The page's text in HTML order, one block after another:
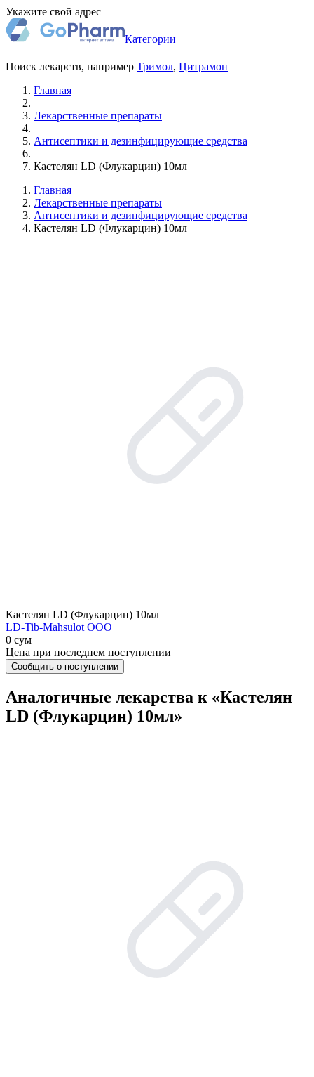
Укажите свой адрес
Категории
Поиск лекарств, например Тримол, Цитрамон
Главная
Лекарственные препараты
Антисептики и дезинфицирующие средства
Кастелян LD (Флукарцин) 10мл
Главная
Лекарственные препараты
Антисептики и дезинфицирующие средства
Кастелян LD (Флукарцин) 10мл
Кастелян LD (Флукарцин) 10мл
LD-Tib-Mahsulot ООО
0 сум
Цена при последнем поступлении
Сообщить о поступлении
Аналогичные лекарства к «Кастелян
LD (Флукарцин) 10мл»